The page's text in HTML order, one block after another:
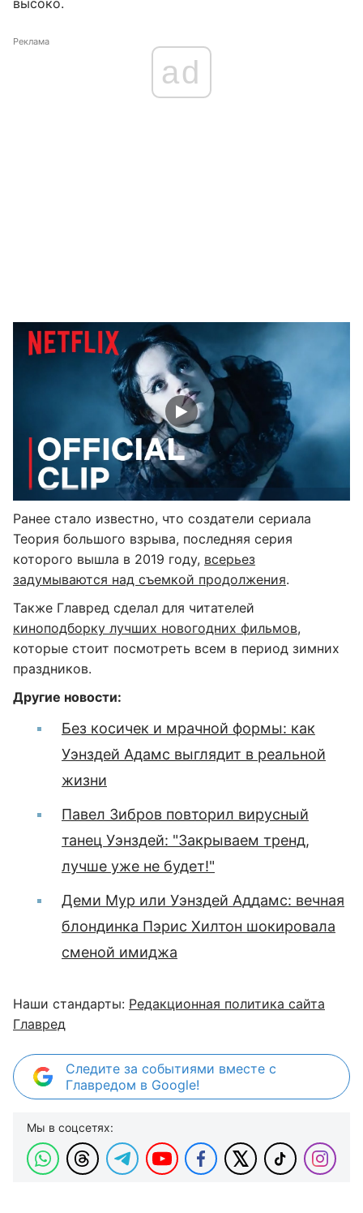
высоко.
Реклама
ad
Ранее стало известно, что создатели сериала
Теория большого взрыва, последняя серия
которого вышла в 2019 году, всерьез
задумываются над съемкой продолжения.
Также Главред сделал для читателей
киноподборку лучших новогодних фильмов,
которые стоит посмотреть всем в период зимних
праздников.
Другие новости:
Без косичек и мрачной формы: как
Уэнздей Адамс выглядит в реальной
жизни
Павел Зибров повторил вирусный
танец Уэнздей: "Закрываем тренд,
лучше уже не будет!"
Деми Мур или Уэнздей Аддамс: вечная
блондинка Пэрис Хилтон шокировала
сменой имиджа
Наши стандарты: Редакционная политика сайта
Главред
Следите за событиями вместе с
Главредом в Google!
Мы в соцсетях: